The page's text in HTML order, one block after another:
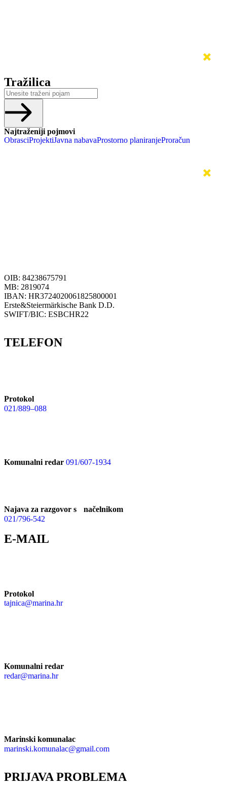
Tražilica
Najtraženiji pojmovi
ObrasciProjektiJavna nabavaProstorno planiranjeProračun
OIB: 84238675791
MB: 2819074
IBAN: HR3724020061825800001
Erste&Steiermärkische Bank D.D.
SWIFT/BIC: ESBCHR22
TELEFON
Protokol
021/889–088
Komunalni redar 091/607-1934
Najava za razgovor s načelnikom
021/796-542
E-MAIL
Protokol
tajnica@marina.hr
Komunalni redar
redar@marina.hr
Marinski komunalac
marinski.komunalac@gmail.com
PRIJAVA PROBLEMA